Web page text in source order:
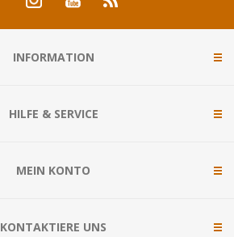
INFORMATION
HILFE & SERVICE
MEIN KONTO
KONTAKTIERE UNS